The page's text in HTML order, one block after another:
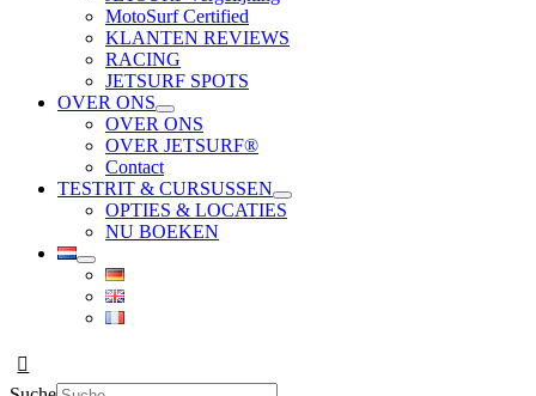
MotoSurf Certified
KLANTEN REVIEWS
RACING
JETSURF SPOTS
OVER ONS
OVER ONS
OVER JETSURF®
Contact
TESTRIT & CURSUSSEN
OPTIES & LOCATIES
NU BOEKEN